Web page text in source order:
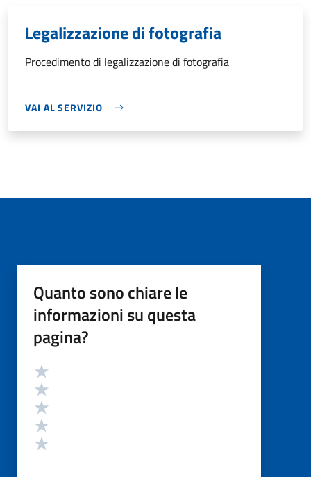
Legalizzazione di fotografia
Procedimento di legalizzazione di fotografia
VAI AL SERVIZIO
Quanto sono chiare le
informazioni su questa
pagina?
Valutazione